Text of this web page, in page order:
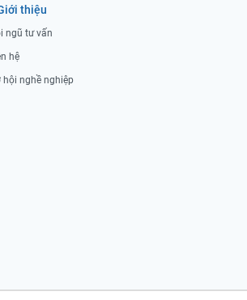
thiệu
ngũ tư vấn
hệ
hội nghề nghiệp